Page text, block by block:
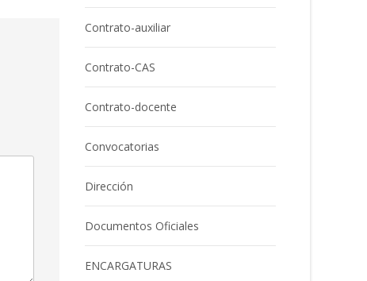
Contrato-auxiliar
Contrato-CAS
Contrato-docente
Convocatorias
Dirección
Documentos Oficiales
ENCARGATURAS